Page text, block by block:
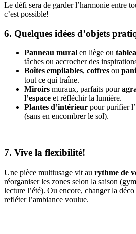
Le défi sera de garder l’harmonie entre
c’est possible!
6. Quelques idées d’objets
Panneau mural en liège ou
tâches ou accrocher des
Boîtes empilables, coffres ou
tout ce qui traîne.
Miroirs muraux, parfaits pour
l’espace et réfléchir la lumière.
Plantes d’intérieur pour purifier
(sans en encombrer le sol).
7. Vive la flexibilité!
Une pièce multiusage vit au rythme de
réorganiser les zones selon la saison
lecture l’été). Ou encore, changer la
refléter l’ambiance voulue.